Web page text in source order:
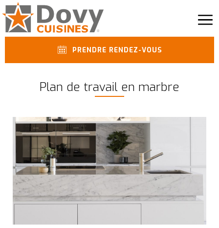
PRENDRE RENDEZ-VOUS
Plan de travail en marbre